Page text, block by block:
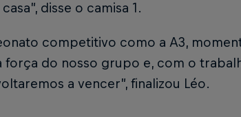
disse o camisa 1.
competitivo como a A3,
força do nosso grupo e, com o
a vencer”, finalizou Léo.